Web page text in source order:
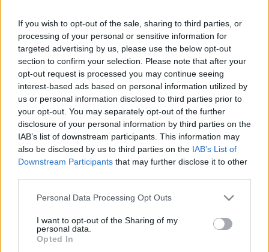
If you wish to opt-out of the sale, sharing to third parties, or
processing of your personal or sensitive information for
targeted advertising by us, please use the below opt-out
section to confirm your selection. Please note that after your
opt-out request is processed you may continue seeing
interest-based ads based on personal information utilized by
us or personal information disclosed to third parties prior to
your opt-out. You may separately opt-out of the further
disclosure of your personal information by third parties on the
IAB’s list of downstream participants. This information may
also be disclosed by us to third parties on the IAB’s List of
Downstream Participants that may further disclose it to other
Please note that this website/app uses one or more Google
not limited to your visit or usage behaviour. You may click to
grant or deny consent to Google and its third-party tags to
use your data for below specified purposes in below Google
Personal Data Processing Opt Outs
I want to opt-out of the Sharing of my
personal data.
Opted In
Zurinka - Az
Marosvásárhelyi
Ariel Színház
művészei roma
nyelven
mutatták be a